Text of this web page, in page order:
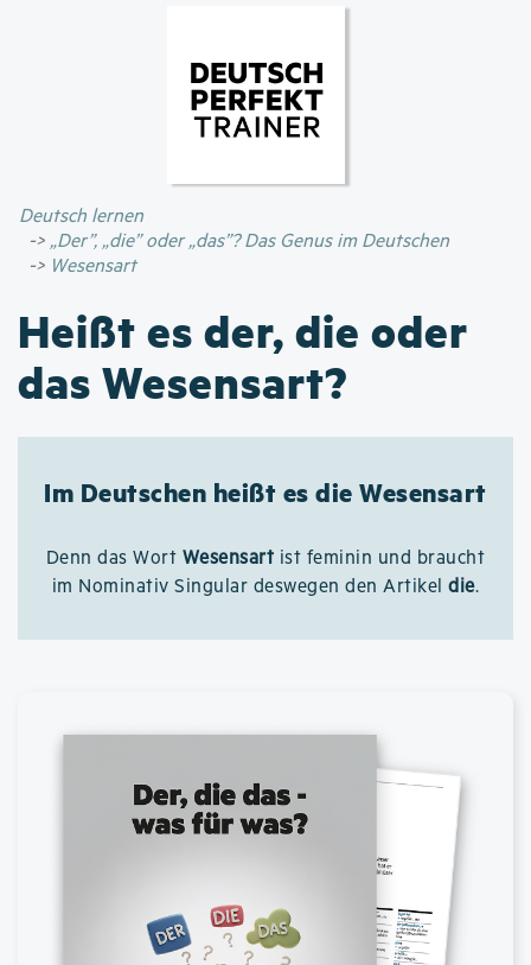
Inhalt
Deutsch lernen
„Der”, „die” oder „das”? Das Genus im Deutschen
Wesensart
Heißt es der, die oder
das Wesensart?
Im Deutschen heißt es die Wesensart
Denn das Wort Wesensart ist feminin und braucht
im Nominativ Singular deswegen den Artikeldie.